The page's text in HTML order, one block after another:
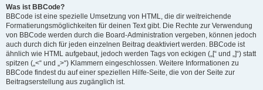
Was ist BBCode?
BBCode ist eine spezielle Umsetzung von HTML, die dir weitreichende
Formatierungsmöglichkeiten für deinen Text gibt. Die Rechte zur Verwendung
von BBCode werden durch die Board-Administration vergeben, können jedoch
auch durch dich für jeden einzelnen Beitrag deaktiviert werden. BBCode ist
ähnlich wie HTML aufgebaut, jedoch werden Tags von eckigen („[“ und „]“) statt
spitzen („<“ und „>“) Klammern eingeschlossen. Weitere Informationen zu
BBCode findest du auf einer speziellen Hilfe-Seite, die von der Seite zur
Beitragserstellung aus zugänglich ist.